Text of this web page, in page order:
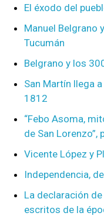
El éxodo del
Manuel Belgrano
Tucumán
Belgrano y los
San Martín llega
1812
“Febo Asoma,
de San Lorenzo”,
Vicente López y
Independencia,
La declaración
escritos de la